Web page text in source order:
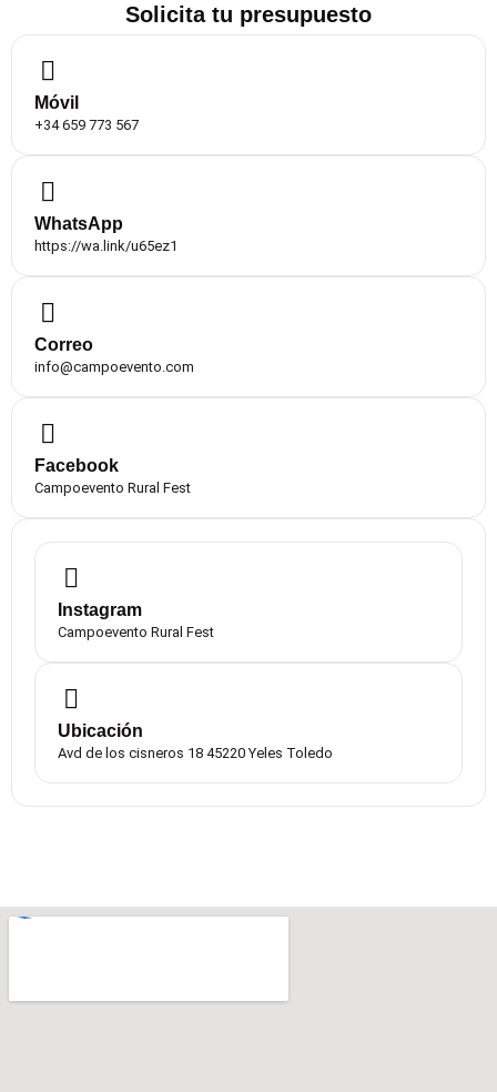
Solicita tu presupuesto
Móvil
+34 659 773 567
WhatsApp
https://wa.link/u65ez1
Correo
info@campoevento.com
Facebook
Campoevento Rural Fest
Instagram
Campoevento Rural Fest
Ubicación
Avd de los cisneros 18 45220 Yeles Toledo